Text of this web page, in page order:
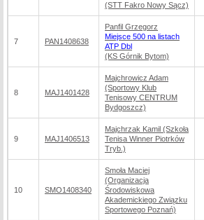
(STT Fakro Nowy Sącz)
7 PAN1408638
Panfil Grzegorz
Miejsce 500 na listach
ATP Dbl
(KS Górnik Bytom)
8 MAJ1401428
Majchrowicz Adam
(Sportowy Klub
Tenisowy CENTRUM
Bydgoszcz)
9 MAJ1406513
Majchrzak Kamil (Szkoła
Tenisa Winner Piotrków
Tryb.)
10 SMO1408340
Smoła Maciej
(Organizacja
Środowiskowa
Akademickiego Związku
Sportowego Poznań)